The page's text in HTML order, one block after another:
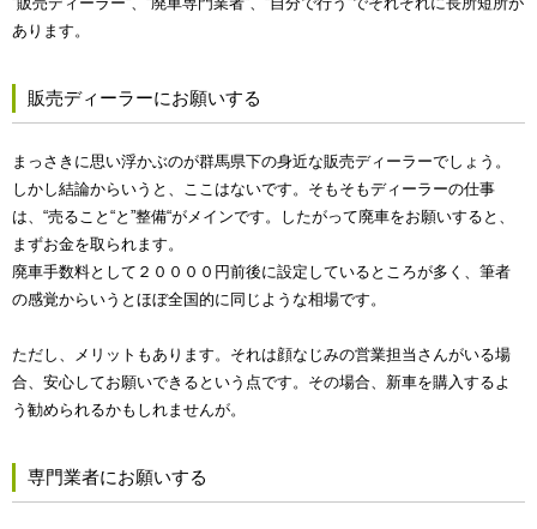
あります。
販売ディーラーにお願いする
まっさきに思い浮かぶのが群馬県下の身近な販売ディーラーでしょう。
しかし結論からいうと、ここはないです。そもそもディーラーの仕事
は、“売ること“と”整備“がメインです。したがって廃車をお願いすると、
まずお金を取られます。
廃車手数料として２００００円前後に設定しているところが多く、筆者
の感覚からいうとほぼ全国的に同じような相場です。
ただし、メリットもあります。それは顔なじみの営業担当さんがいる場
合、安心してお願いできるという点です。その場合、新車を購入するよ
う勧められるかもしれませんが。
専門業者にお願いする